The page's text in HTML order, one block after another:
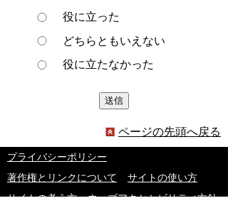
役に立った
どちらともいえない
役に立たなかった
ページの先頭へ戻る
プライバシーポリシー
著作権とリンクについて
サイトの使い方
サイトの考え方
ウェブアクセシビリティ方針